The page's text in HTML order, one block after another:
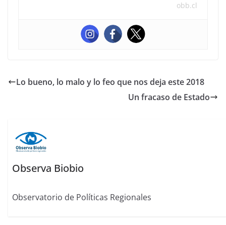
obb.cl
Lo bueno, lo malo y lo feo que nos deja este 2018
Un fracaso de Estado
Observa Biobio
Observatorio de Políticas Regionales